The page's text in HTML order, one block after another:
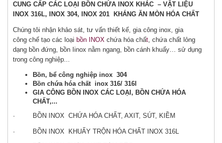
CUNG CẤP CÁC LOẠI BỒN CHỨA INOX KHÁC – VẬT LIỆU
INOX 316L, INOX 304, INOX 201 KHÁNG ĂN MÒN HÓA CHẤT
Chúng tôi nhận khảo sát, tư vấn thiết kế, gia công inox, gia
công chế tạo các loại bồn INOX chứa hóa chất, chứa chất lỏng
dạng bồn đứng, bồn Iinox nằm ngang, bồn cánh khuấy… sử dụng
trong công nghiệp...
Bồn, bể công nghiệp inox 304
Bồn chứa hóa chất inox 316/ 316l
GIA CÔNG BỒN INOX CÁC LOẠI, BỒN CHỨA HÓA
CHẤT,...
· BỒN INOX CHỨA HÓA CHẤT, AXIT, SÚT, KIỀM
· BỒN INOX KHUẤY TRỘN HÓA CHẤT INOX 316L